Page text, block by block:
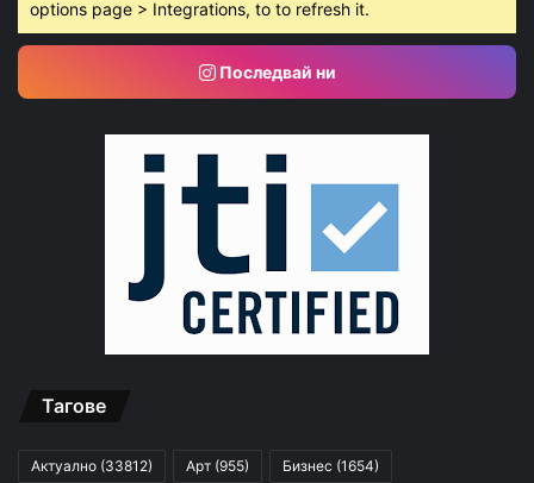
options page > Integrations, to to refresh it.
Последвай ни
Тагове
Актуално (33812) Арт (955) Бизнес (1654)